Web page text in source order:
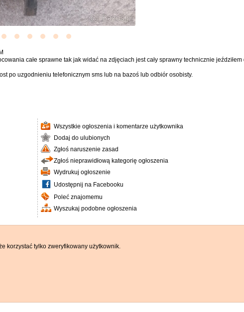
całe sprawne tak jak widać na zdjęciach jest cały sprawny technicznie
po uzgodnieniu telefonicznym sms lub na bazoś lub odbiór osobisty.
Wszystkie ogłoszenia i komentarze użytkownika
Dodaj do ulubionych
Zgłoś naruszenie zasad
Zgłoś nieprawidłową kategorię ogłoszenia
Wydrukuj ogłoszenie
Udostępnij na Facebooku
Poleć znajomemu
Wyszukaj podobne ogłoszenia
korzystać tylko zweryfikowany użytkownik.